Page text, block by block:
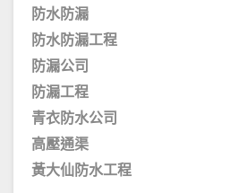
防水防漏
防水防漏工程
防漏公司
防漏工程
青衣防水公司
高壓通渠
黃大仙防水工程